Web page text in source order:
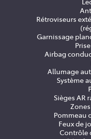
Rétroviseurs
Garnissage
Airbag
Allumage
Système
Sièges AR
Pommeau
Feux de
Contrôle